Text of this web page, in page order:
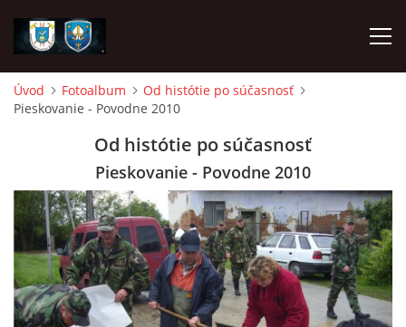
ÚVOD
NAPÍSALI O NÁS
DHZ DYČKA
DHZM VRÁBLE
Úvod Fotoalbum
Od histótie po súčasnosť
Pieskovanie - Povodne 2010
Od histótie po súčasnosť
Pieskovanie - Povodne 2010